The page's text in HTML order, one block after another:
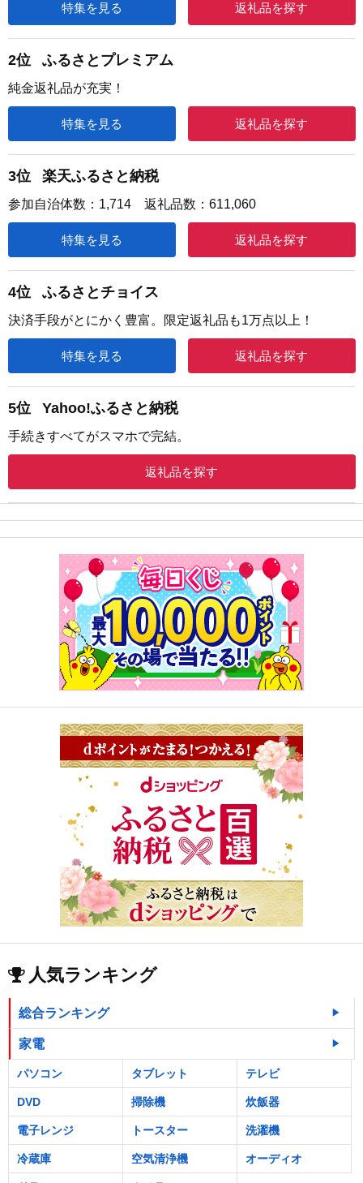
特集を見る 返礼品を探す
2位 ふるさとプレミアム
純金返礼品が充実！
特集を見る 返礼品を探す
3位 楽天ふるさと納税
参加自治体数：1,714 返礼品数：611,060
特集を見る 返礼品を探す
4位 ふるさとチョイス
決済手段がとにかく豊富。限定返礼品も1万点以上！
特集を見る 返礼品を探す
5位 Yahoo!ふるさと納税
手続きすべてがスマホで完結。
返礼品を探す
人気ランキング
総合ランキング
家電
パソコン タブレット テレビ
DVD 掃除機 炊飯器
電子レンジ トースター 洗濯機
冷蔵庫 空気清浄機 オーディオ